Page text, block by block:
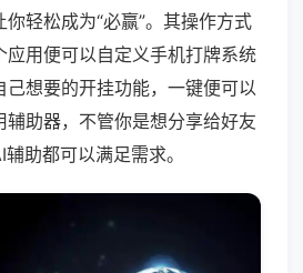
轻松成为“必赢”。其操作方式
应用便可以自定义手机打牌系统
己想要的开挂功能，一键便可以
辅助器，不管你是想分享给好友
助都可以满足需求。